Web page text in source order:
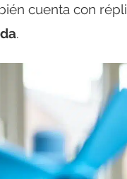
cuenta con
.